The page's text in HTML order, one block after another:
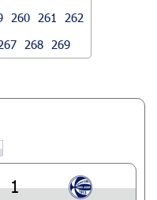
260 261
262
268 269
1